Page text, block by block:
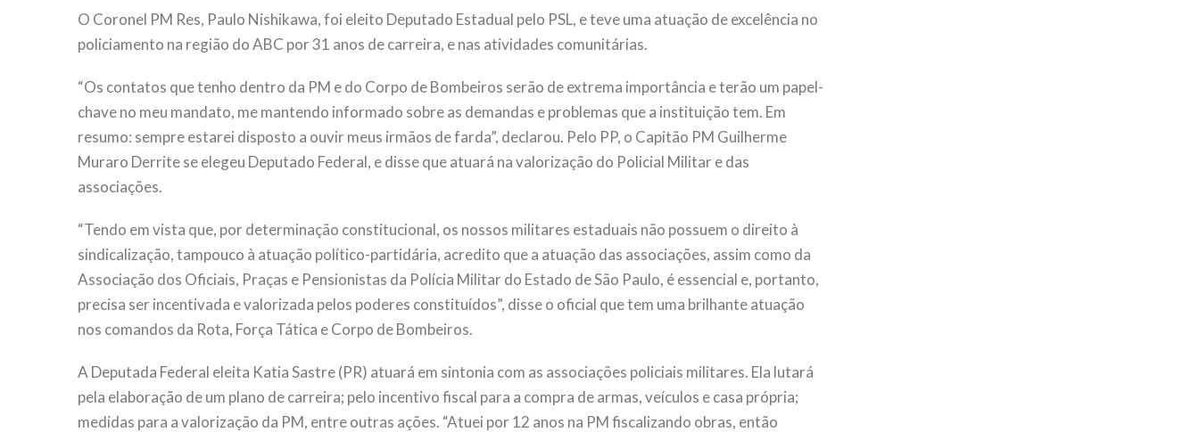
O Coronel PM Res, Paulo Nishikawa, foi eleito Deputado Estadual pelo PSL, e teve uma atuação de excelência no
policiamento na região do ABC por 31 anos de carreira, e nas atividades comunitárias.
“Os contatos que tenho dentro da PM e do Corpo de Bombeiros serão de extrema importância e terão um papel-
chave no meu mandato, me mantendo informado sobre as demandas e problemas que a instituição tem. Em
resumo: sempre estarei disposto a ouvir meus irmãos de farda”, declarou. Pelo PP, o Capitão PM Guilherme
Muraro Derrite se elegeu Deputado Federal, e disse que atuará na valorização do Policial Militar e das
associações.
“Tendo em vista que, por determinação constitucional, os nossos militares estaduais não possuem o direito à
sindicalização, tampouco à atuação político-partidária, acredito que a atuação das associações, assim como da
Associação dos Oficiais, Praças e Pensionistas da Polícia Militar do Estado de São Paulo, é essencial e, portanto,
precisa ser incentivada e valorizada pelos poderes constituídos”, disse o oficial que tem uma brilhante atuação
nos comandos da Rota, Força Tática e Corpo de Bombeiros.
A Deputada Federal eleita Katia Sastre (PR) atuará em sintonia com as associações policiais militares. Ela lutará
pela elaboração de um plano de carreira; pelo incentivo fiscal para a compra de armas, veículos e casa própria;
medidas para a valorização da PM, entre outras ações. “Atuei por 12 anos na PM fiscalizando obras, então